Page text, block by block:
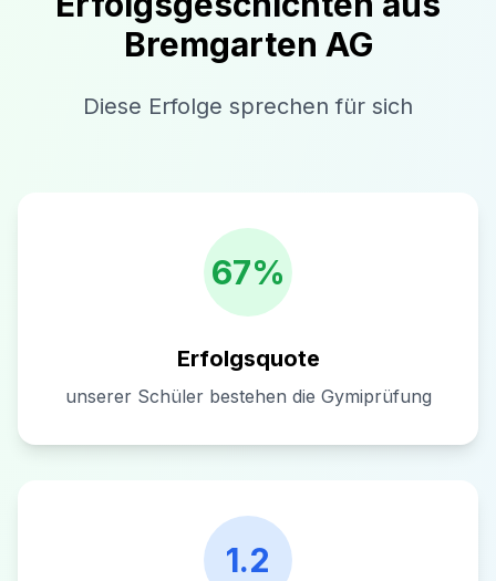
Bremgarten AG
Diese Erfolge sprechen für sich
67%
Erfolgsquote
unserer Schüler bestehen die Gymiprüfung
1.2